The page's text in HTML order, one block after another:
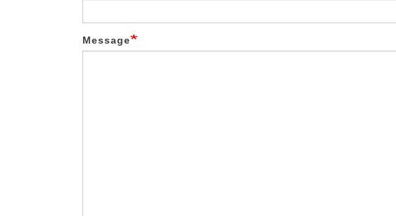
Message